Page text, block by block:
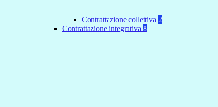
Contrattazione collettiva 2
Contrattazione integrativa 8